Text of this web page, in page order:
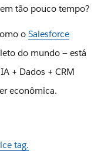
tão pouco tempo?
o Salesforce
do mundo — está
+ Dados + CRM
econômica.
tag.